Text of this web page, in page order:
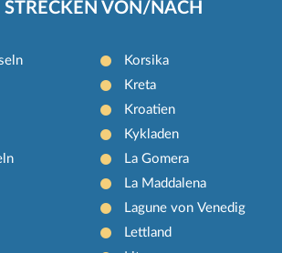
STRECKEN VON/NACH
Korsika
Kreta
Kroatien
Kykladen
La Gomera
La Maddalena
Lagune von Venedig
Lettland